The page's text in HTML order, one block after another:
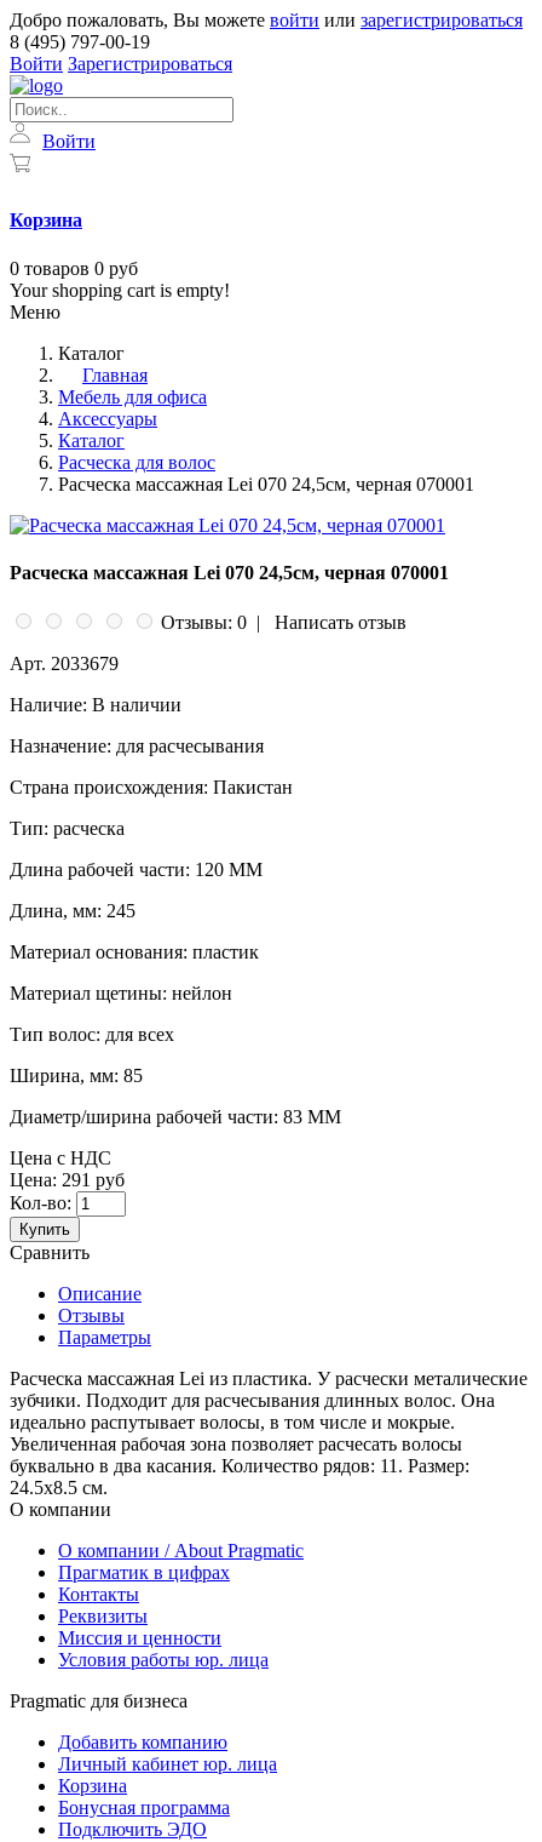
Добро пожаловать, Вы можете войти или зарегистрироваться
8 (495) 797-00-19
Войти Зарегистрироваться
Войти
Корзина
0 товаров 0 руб
Your shopping cart is empty!
Меню
Каталог
Главная
Мебель для офиса
Аксессуары
Каталог
Расческа для волос
Расческа массажная Lei 070 24,5см, черная 070001
Расческа массажная Lei 070 24,5см, черная 070001
Отзывы: 0 |
Написать отзыв
Арт. 2033679
Наличие: В наличии
Назначение: для расчесывания
Страна происхождения: Пакистан
Тип: расческа
Длина рабочей части: 120 ММ
Длина, мм: 245
Материал основания: пластик
Материал щетины: нейлон
Тип волос: для всех
Ширина, мм: 85
Диаметр/ширина рабочей части: 83 ММ
Цена с НДС
Цена: 291 руб
Кол-во:
Купить
Сравнить
Описание
Отзывы
Параметры
Расческа массажная Lei из пластика. У расчески металические
зубчики. Подходит для расчесывания длинных волос. Она
идеально распутывает волосы, в том числе и мокрые.
Увеличенная рабочая зона позволяет расчесать волосы
буквально в два касания. Количество рядов: 11. Размер:
24.5x8.5 см.
О компании
О компании / About Pragmatic
Прагматик в цифрах
Контакты
Реквизиты
Миссия и ценности
Условия работы юр. лица
Pragmatic для бизнеса
Добавить компанию
Личный кабинет юр. лица
Корзина
Бонусная программа
Подключить ЭДО